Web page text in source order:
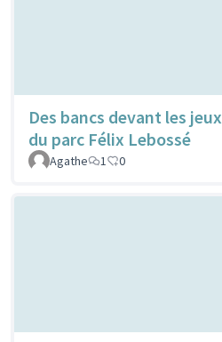
Des bancs devant les jeux
du parc Félix Lebossé
Agathe
1 0